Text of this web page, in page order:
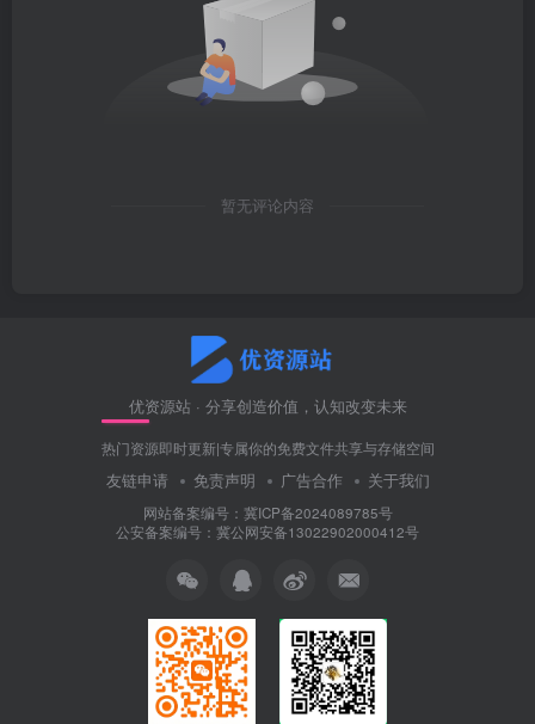
暂无评论内容
优资源站 · 分享创造价值，认知改变未来
热门资源即时更新|专属你的免费文件共享与存储空间
友链申请 免责声明 广告合作 关于我们
网站备案编号：冀ICP备2024089785号
公安备案编号：冀公网安备13022902000412号